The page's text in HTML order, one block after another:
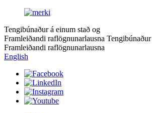
Tengibúnaður á einum stað og
Framleiðandi raflögnunarlausna
Framleiðandi raflögnunarlausna
English